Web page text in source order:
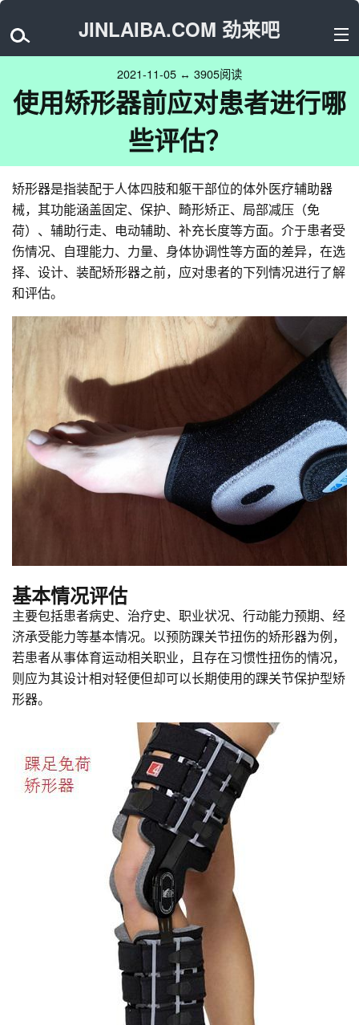
JINLAIBA.COM 劲来吧
2021-11-05 ↔ 3905阅读
使用矫形器前应对患者进行哪
些评估？
矫形器是指装配于人体四肢和躯干部位的体外医疗辅助器
械，其功能涵盖固定、保护、畸形矫正、局部减压（免
荷）、辅助行走、电动辅助、补充长度等方面。介于患者受
伤情况、自理能力、力量、身体协调性等方面的差异，在选
择、设计、装配矫形器之前，应对患者的下列情况进行了解
和评估。
基本情况评估
主要包括患者病史、治疗史、职业状况、行动能力预期、经
济承受能力等基本情况。以预防踝关节扭伤的矫形器为例，
若患者从事体育运动相关职业，且存在习惯性扭伤的情况，
则应为其设计相对轻便但却可以长期使用的踝关节保护型矫
形器。